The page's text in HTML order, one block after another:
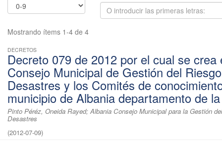
Mostrando ítems 1-4 de 4
DECRETOS
Decreto 079 de 2012 por el cual se crea
Consejo Municipal de Gestión del
Desastres y los Comités de
municipio de Albania departamento de
Pinto Péréz, Oneida Rayed; Albania Consejo Municipal para la Gestión
Desastres
(2012-07-09)